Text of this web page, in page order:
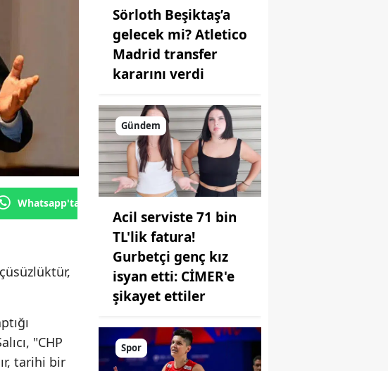
Whatsapp'tan Gönder
"CHP
tarihi bir
Sörloth Beşiktaş’a
gelecek mi? Atletico
Madrid transfer
kararını verdi
Gündem
Acil serviste 71 bin
TL'lik fatura!
Gurbetçi genç kız
isyan etti: CİMER'e
şikayet ettiler
Spor